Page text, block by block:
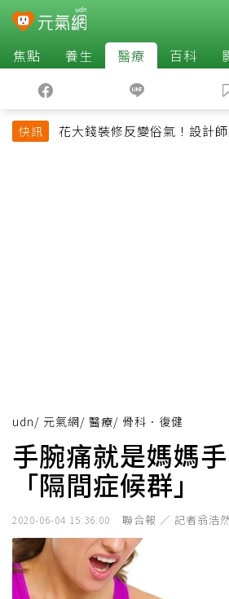
焦點 養生 醫療 百科
快訊
花大錢裝修反變俗氣！設計
udn/ 元氣網/ 醫療/ 骨科．復健
手腕痛就是媽媽
「隔間症候群」
2020-06-04 15:36:00 聯合報 ／ 記者翁浩